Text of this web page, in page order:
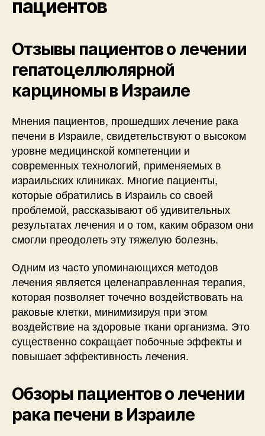
пациентов
Отзывы пациентов о лечении
гепатоцеллюлярной
карциномы в Израиле
Мнения пациентов, прошедших лечение рака
печени в Израиле, свидетельствуют о высоком
уровне медицинской компетенции и
современных технологий, применяемых в
израильских клиниках. Многие пациенты,
которые обратились в Израиль со своей
проблемой, рассказывают об удивительных
результатах лечения и о том, каким образом они
смогли преодолеть эту тяжелую болезнь.
Одним из часто упоминающихся методов
лечения является целенаправленная терапия,
которая позволяет точечно воздействовать на
раковые клетки, минимизируя при этом
воздействие на здоровые ткани организма. Это
существенно сокращает побочные эффекты и
повышает эффективность лечения.
Обзоры пациентов о лечении
рака печени в Израиле